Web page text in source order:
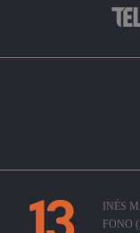
INÉS
FONO